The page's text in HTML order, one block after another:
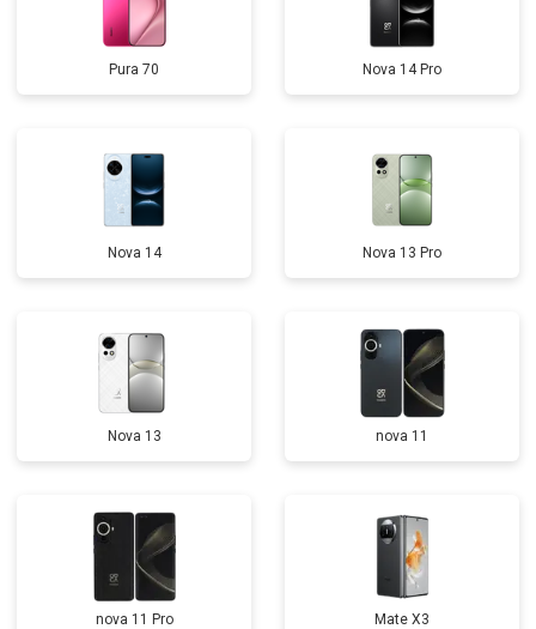
Pura 70 Nova 14 Pro
Nova 14 Nova 13 Pro
Nova 13 nova 11
nova 11 Pro Mate X3